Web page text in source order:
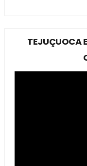
TEJUÇUOCA